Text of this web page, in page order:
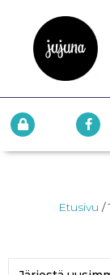
Etusivu /